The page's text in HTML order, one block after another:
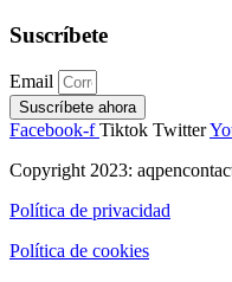
Suscríbete
Email
Suscríbete ahora
Facebook-f Tiktok Twitter
Copyright 2023:
Política de privacidad
Política de cookies